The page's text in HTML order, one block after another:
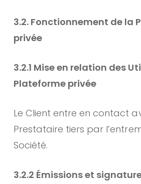
3.2. Fonctionnement de la
privée
3.2.1 Mise en relation des
Plateforme privée
Le Client entre en contact
Prestataire tiers par
Société.
3.2.2 Émissions et